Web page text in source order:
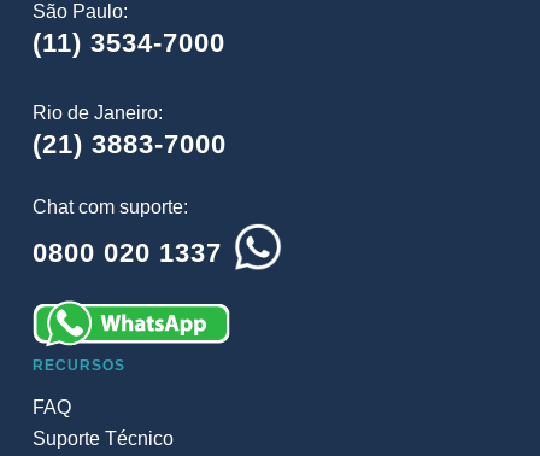
São Paulo:
(11) 3534-7000
Rio de Janeiro:
(21) 3883-7000
Chat com suporte:
0800 020 1337
RECURSOS
FAQ
Suporte Técnico